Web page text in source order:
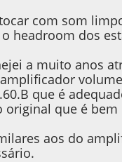
com som
headroom dos
a muito anos
que é
que é
aos do